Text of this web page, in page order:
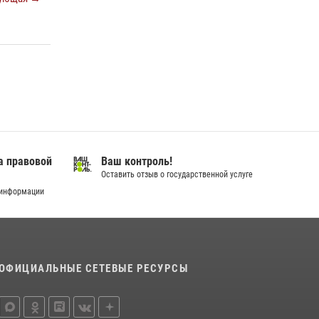
На Урале Росгвардия провела дни открытых
29 июля 2026, 09:54 12
правовой
Ваш контроль!
Оставить отзыв о государственной услуге
СЕТЕВЫЕ РЕСУРСЫ